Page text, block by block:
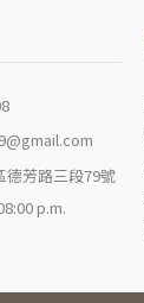
德芳路三段79號
p.m.